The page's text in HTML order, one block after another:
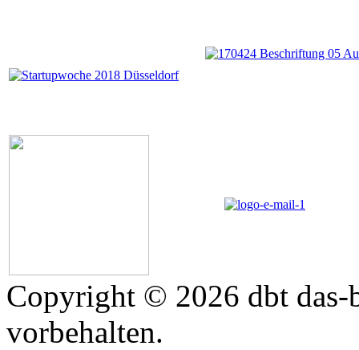
Copyright © 2026 dbt das-
vorbehalten.